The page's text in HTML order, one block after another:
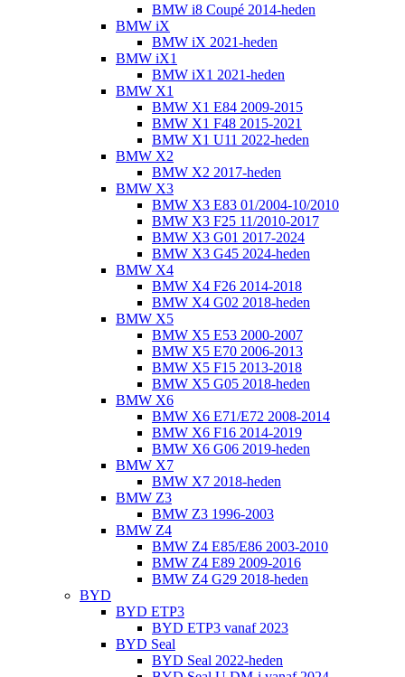
BMW i8 Coupé 2014-heden
BMW iX
BMW iX 2021-heden
BMW iX1
BMW iX1 2021-heden
BMW X1
BMW X1 E84 2009-2015
BMW X1 F48 2015-2021
BMW X1 U11 2022-heden
BMW X2
BMW X2 2017-heden
BMW X3
BMW X3 E83 01/2004-10/2010
BMW X3 F25 11/2010-2017
BMW X3 G01 2017-2024
BMW X3 G45 2024-heden
BMW X4
BMW X4 F26 2014-2018
BMW X4 G02 2018-heden
BMW X5
BMW X5 E53 2000-2007
BMW X5 E70 2006-2013
BMW X5 F15 2013-2018
BMW X5 G05 2018-heden
BMW X6
BMW X6 E71/E72 2008-2014
BMW X6 F16 2014-2019
BMW X6 G06 2019-heden
BMW X7
BMW X7 2018-heden
BMW Z3
BMW Z3 1996-2003
BMW Z4
BMW Z4 E85/E86 2003-2010
BMW Z4 E89 2009-2016
BMW Z4 G29 2018-heden
BYD
BYD ETP3
BYD ETP3 vanaf 2023
BYD Seal
BYD Seal 2022-heden